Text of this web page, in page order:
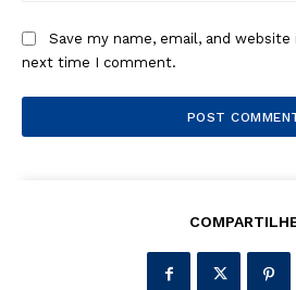
Save my name, email, and
next time I comment.